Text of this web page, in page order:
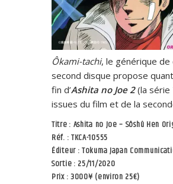
Ôkami-tachi, le générique de
second disque propose
fin d’Ashita no Joe 2 (la série
issues du film et de la
Titre : Ashita no Joe – Sôshû Hen
Réf. : TKCA-10555
Éditeur : Tokuma Japan
Sortie : 25/11/2020
Prix : 3000¥ (environ 25€)